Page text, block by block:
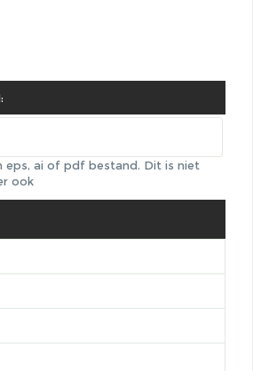
eps, ai of pdf bestand. Dit is niet
ook